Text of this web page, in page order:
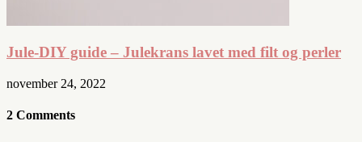
Jule-DIY guide – Julekrans lavet med filt og perler
november 24, 2022
2 Comments